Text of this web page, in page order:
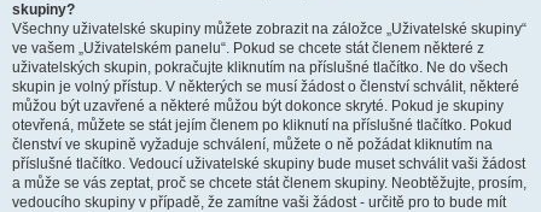
skupiny?
Všechny uživatelské skupiny můžete zobrazit na záložce „Uživatelské skupiny“
ve vašem „Uživatelském panelu“. Pokud se chcete stát členem některé z
uživatelských skupin, pokračujte kliknutím na příslušné tlačítko. Ne do všech
skupin je volný přístup. V některých se musí žádost o členství schválit, některé
můžou být uzavřené a některé můžou být dokonce skryté. Pokud je skupiny
otevřená, můžete se stát jejím členem po kliknutí na příslušné tlačítko. Pokud
členství ve skupině vyžaduje schválení, můžete o ně požádat kliknutím na
příslušné tlačítko. Vedoucí uživatelské skupiny bude muset schválit vaši žádost
a může se vás zeptat, proč se chcete stát členem skupiny. Neobtěžujte, prosím,
vedoucího skupiny v případě, že zamítne vaši žádost - určitě pro to bude mít